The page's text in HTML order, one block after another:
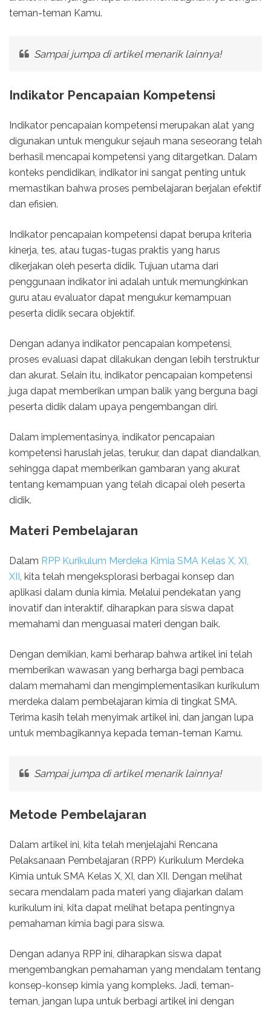
teman-teman Kamu.
Sampai jumpa di artikel menarik lainnya!
Indikator Pencapaian Kompetensi
Indikator pencapaian kompetensi merupakan alat yang
digunakan untuk mengukur sejauh mana seseorang telah
berhasil mencapai kompetensi yang ditargetkan. Dalam
konteks pendidikan, indikator ini sangat penting untuk
memastikan bahwa proses pembelajaran berjalan efektif
dan efisien.
Indikator pencapaian kompetensi dapat berupa kriteria
kinerja, tes, atau tugas-tugas praktis yang harus
dikerjakan oleh peserta didik. Tujuan utama dari
penggunaan indikator ini adalah untuk memungkinkan
guru atau evaluator dapat mengukur kemampuan
peserta didik secara objektif.
Dengan adanya indikator pencapaian kompetensi,
proses evaluasi dapat dilakukan dengan lebih terstruktur
dan akurat. Selain itu, indikator pencapaian kompetensi
juga dapat memberikan umpan balik yang berguna bagi
peserta didik dalam upaya pengembangan diri.
Dalam implementasinya, indikator pencapaian
kompetensi haruslah jelas, terukur, dan dapat diandalkan,
sehingga dapat memberikan gambaran yang akurat
tentang kemampuan yang telah dicapai oleh peserta
didik.
Materi Pembelajaran
Dalam RPP Kurikulum Merdeka Kimia SMA Kelas X, XI,
XII , kita telah mengeksplorasi berbagai konsep dan
aplikasi dalam dunia kimia. Melalui pendekatan yang
inovatif dan interaktif, diharapkan para siswa dapat
memahami dan menguasai materi dengan baik.
Dengan demikian, kami berharap bahwa artikel ini telah
memberikan wawasan yang berharga bagi pembaca
dalam memahami dan mengimplementasikan kurikulum
merdeka dalam pembelajaran kimia di tingkat SMA.
Terima kasih telah menyimak artikel ini, dan jangan lupa
untuk membagikannya kepada teman-teman Kamu.
Sampai jumpa di artikel menarik lainnya!
Metode Pembelajaran
Dalam artikel ini, kita telah menjelajahi Rencana
Pelaksanaan Pembelajaran (RPP) Kurikulum Merdeka
Kimia untuk SMA Kelas X, XI, dan XII. Dengan melihat
secara mendalam pada materi yang diajarkan dalam
kurikulum ini, kita dapat melihat betapa pentingnya
pemahaman kimia bagi para siswa.
Dengan adanya RPP ini, diharapkan siswa dapat
mengembangkan pemahaman yang mendalam tentang
konsep-konsep kimia yang kompleks. Jadi, teman-
teman, jangan lupa untuk berbagi artikel ini dengan